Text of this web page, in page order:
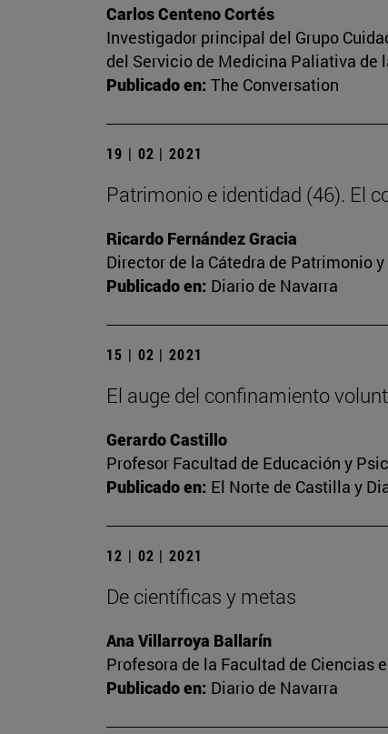
Carlos Centeno Cortés
Investigador principal del Grupo
del Servicio de Medicina Paliativa de
Publicado en: The Conversation
19 | 02 | 2021
Patrimonio e identidad (46). El
Ricardo Fernández Gracia
Director de la Cátedra de Patrimonio
Publicado en: Diario de Navarra
15 | 02 | 2021
El auge del confinamiento
Gerardo Castillo
Profesor Facultad de Educación y
Publicado en: El Norte de Castilla y
12 | 02 | 2021
De científicas y metas
Ana Villarroya Ballarín
Profesora de la Facultad de Ciencias
Publicado en: Diario de Navarra